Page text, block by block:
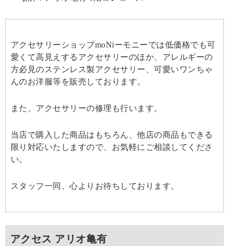
アクセサリーショップmoNiーモニーでは低価格でも可
愛くて高見えするアクセサリーのほか、アレルギーの
方必見のステンレス製アクセサリー、可愛いワンちゃ
んのお洋服等を販売しております。
また、アクセサリーの修理も行います。
当店で購入した商品はもちろん、他店の商品もできる
限り対応いたしますので、お気軽にご相談してくださ
い。
スタッフ一同、心よりお待ちしております。
アクセス アリオ亀有